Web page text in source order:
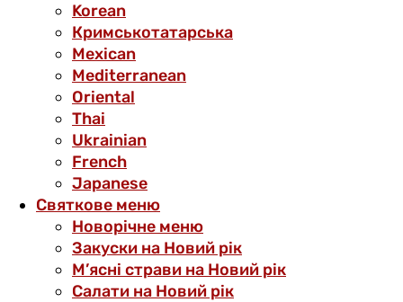
Korean
Кримськотатарська
Mexican
Mediterranean
Oriental
Thai
Ukrainian
French
Japanese
Святкове меню
Новорічне меню
Закуски на Новий рік
М’ясні страви на Новий рік
Салати на Новий рік